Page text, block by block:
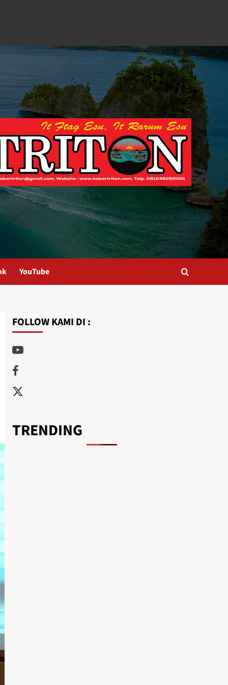
YouTube
FOLLOW KAMI DI :
Youtube
Facebook
Twitter
TRENDING